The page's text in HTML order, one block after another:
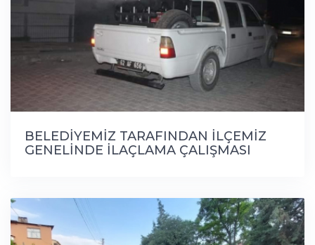
BELEDİYEMİZ TARAFINDAN İLÇEMİZ
GENELİNDE İLAÇLAMA ÇALIŞMASI